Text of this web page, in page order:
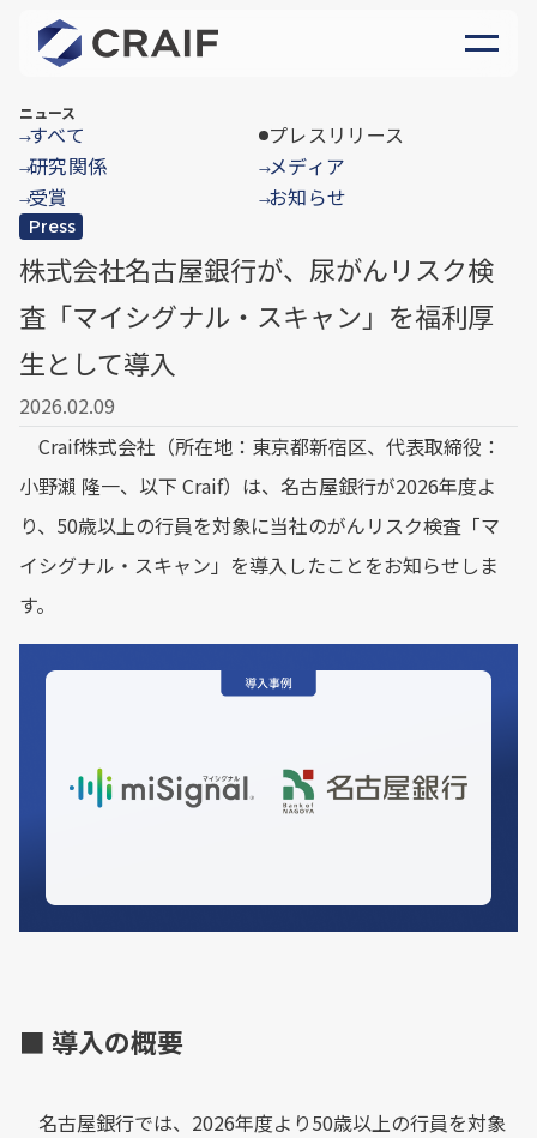
ニュース
→すべて プレスリリース
→研究関係 →メディア
→受賞 →お知らせ
Press
株式会社名古屋銀行が、尿がんリスク検
査「マイシグナル・スキャン」を福利厚
生として導入
2026.02.09
Craif株式会社（所在地：東京都新宿区、代表取締役：
小野瀨 隆一、以下 Craif）は、名古屋銀行が2026年度よ
り、50歳以上の行員を対象に当社のがんリスク検査「マ
イシグナル・スキャン」を導入したことをお知らせしま
す。
■ 導入の概要
名古屋銀行では、2026年度より50歳以上の行員を対象